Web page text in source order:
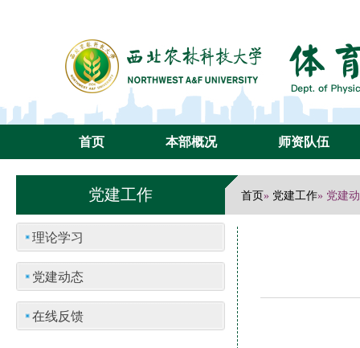
首页 本部概况 师资队伍
党建工作 首页» 党建工作» 党建
理论学习
党建动态
在线反馈